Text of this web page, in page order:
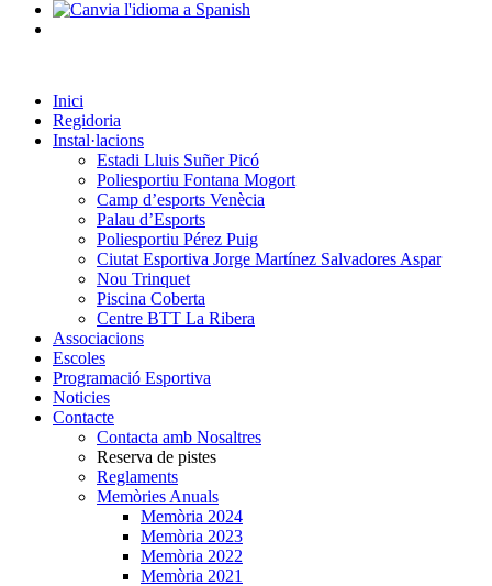
Inici
Regidoria
Instal·lacions
Estadi Lluis Suñer Picó
Poliesportiu Fontana Mogort
Camp d’esports Venècia
Palau d’Esports
Poliesportiu Pérez Puig
Ciutat Esportiva Jorge Martínez Salvadores Aspar
Nou Trinquet
Piscina Coberta
Centre BTT La Ribera
Associacions
Escoles
Programació Esportiva
Noticies
Contacte
Contacta amb Nosaltres
Reserva de pistes
Reglaments
Memòries Anuals
Memòria 2024
Memòria 2023
Memòria 2022
Memòria 2021